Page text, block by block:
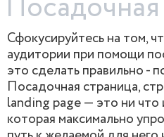
Сфокусируйтесь на том,
аудитории при помощи
это сделать правильно -
Посадочная страница,
landing page — это ни что
которая максимально